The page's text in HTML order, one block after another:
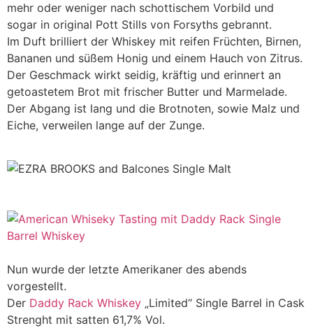
mehr oder weniger nach schottischem Vorbild und
sogar in original Pott Stills von Forsyths gebrannt.
Im Duft brilliert der Whiskey mit reifen Früchten, Birnen,
Bananen und süßem Honig und einem Hauch von Zitrus.
Der Geschmack wirkt seidig, kräftig und erinnert an
getoastetem Brot mit frischer Butter und Marmelade.
Der Abgang ist lang und die Brotnoten, sowie Malz und
Eiche, verweilen lange auf der Zunge.
Nun wurde der letzte Amerikaner des abends
vorgestellt.
Der Daddy Rack Whiskey „Limited“ Single Barrel in Cask
Strenght mit satten 61,7% Vol.